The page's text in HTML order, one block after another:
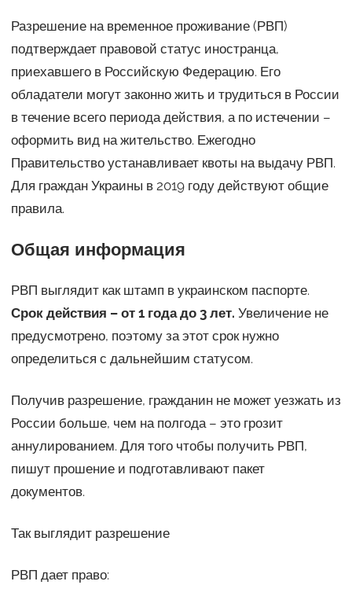
Разрешение на временное проживание (РВП)
подтверждает правовой статус иностранца,
приехавшего в Российскую Федерацию. Его
обладатели могут законно жить и трудиться в России
в течение всего периода действия, а по истечении –
оформить вид на жительство. Ежегодно
Правительство устанавливает квоты на выдачу РВП.
Для граждан Украины в 2019 году действуют общие
правила.
Общая информация
РВП выглядит как штамп в украинском паспорте.
Срок действия – от 1 года до 3 лет. Увеличение не
предусмотрено, поэтому за этот срок нужно
определиться с дальнейшим статусом.
Получив разрешение, гражданин не может уезжать из
России больше, чем на полгода – это грозит
аннулированием. Для того чтобы получить РВП,
пишут прошение и подготавливают пакет
документов.
Так выглядит разрешение
РВП дает право: